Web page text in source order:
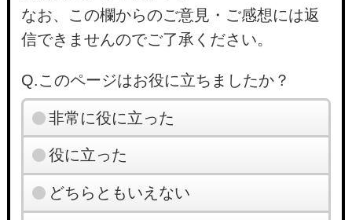
なお、この欄からのご意見・ご感想には返
信できませんのでご了承ください。
Q.このページはお役に立ちましたか？
非常に役に立った
役に立った
どちらともいえない